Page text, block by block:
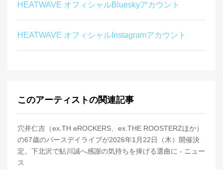
HEATWAVE オフィシャルBlueskyアカウント
HEATWAVE オフィシャルInstagramアカウント
このアーティストの関連記事
穴井仁吉（ex.TH eROCKERS、ex.THE ROOSTERZほか）
の67歳のバースデイライブが2026年1月22日（木）開催決
定。下北沢で鮎川誠へ感謝の気持ちを捧げる選曲に - ニュー
ス